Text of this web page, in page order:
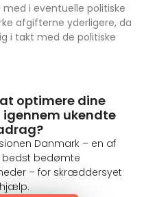
i eventuelle politiske
afgifterne yderligere, da
i takt med de politiske
optimere dine
ukendte
Danmark – en af
bedst bedømte
– for skræddersyet
hjælp.